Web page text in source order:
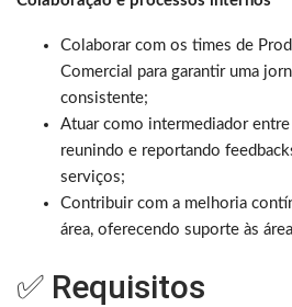
Colaborar com os times de
Comercial para garantir uma
consistente;
Atuar como intermediador
reunindo e reportando
serviços;
Contribuir com a melhoria
área, oferecendo suporte às
✅ Requisitos